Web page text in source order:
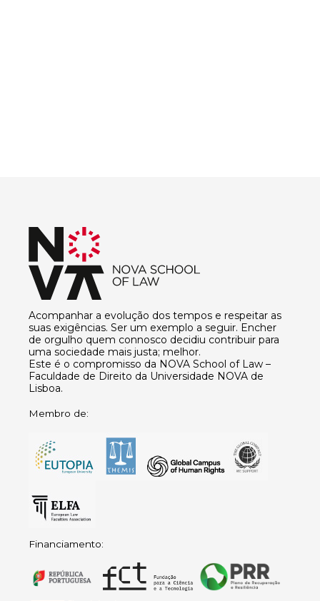
Acompanhar a evolução dos tempos e respeitar as
suas exigências. Ser um exemplo a seguir. Encher
de orgulho quem connosco decidiu contribuir para
uma sociedade mais justa; melhor.
Este é o compromisso da NOVA School of Law –
Faculdade de Direito da Universidade NOVA de
Lisboa.
Membro de:
Financiamento: